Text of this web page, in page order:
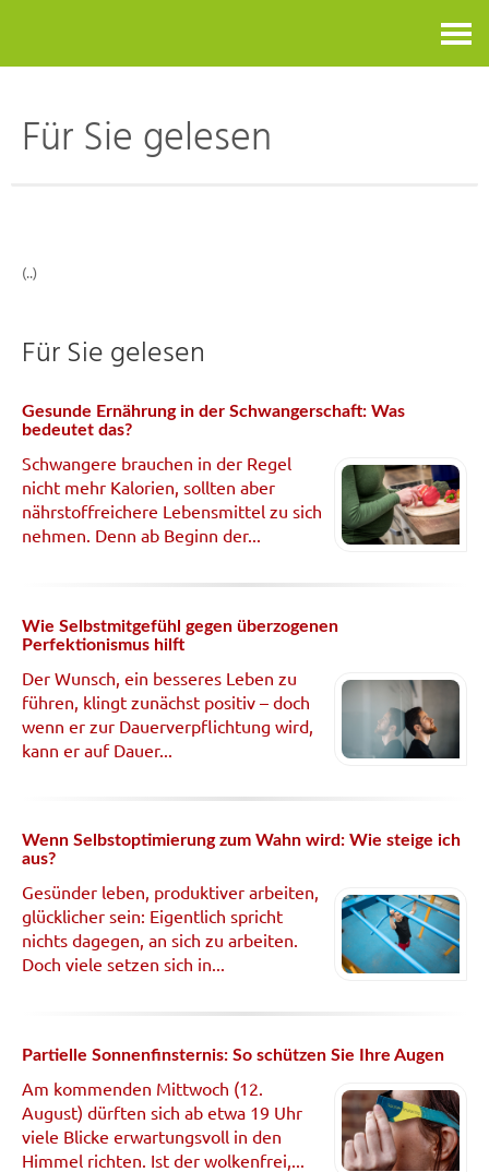
Für Sie gelesen
(..)
Für Sie gelesen
Gesunde Ernährung in der Schwangerschaft: Was
bedeutet das?
Schwangere brauchen in der Regel
nicht mehr Kalorien, sollten aber
nährstoffreichere Lebensmittel zu sich
nehmen. Denn ab Beginn der...
Wie Selbstmitgefühl gegen überzogenen
Perfektionismus hilft
Der Wunsch, ein besseres Leben zu
führen, klingt zunächst positiv – doch
wenn er zur Dauerverpflichtung wird,
kann er auf Dauer...
Wenn Selbstoptimierung zum Wahn wird: Wie steige ich
aus?
Gesünder leben, produktiver arbeiten,
glücklicher sein: Eigentlich spricht
nichts dagegen, an sich zu arbeiten.
Doch viele setzen sich in...
Partielle Sonnenfinsternis: So schützen Sie Ihre Augen
Am kommenden Mittwoch (12.
August) dürften sich ab etwa 19 Uhr
viele Blicke erwartungsvoll in den
Himmel richten. Ist der wolkenfrei,...